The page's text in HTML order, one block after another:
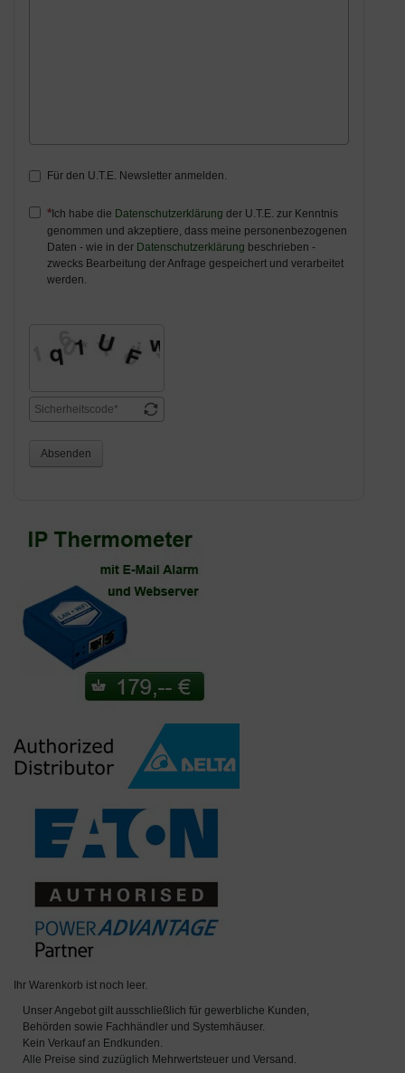
Für den U.T.E. Newsletter anmelden.
Ich habe die Datenschutzerklärung der U.T.E. zur Kenntnis
genommen und akzeptiere, dass meine personenbezogenen
Daten - wie in der Datenschutzerklärung beschrieben -
zwecks Bearbeitung der Anfrage gespeichert und verarbeitet
werden.
Absenden
Ihr Warenkorb ist noch leer.
Unser Angebot gilt ausschließlich für gewerbliche Kunden,
Behörden sowie Fachhändler und Systemhäuser.
Kein Verkauf an Endkunden.
Alle Preise sind zuzüglich Mehrwertsteuer und Versand.